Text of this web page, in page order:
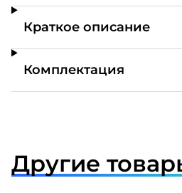
Краткое описание
Комплектация
Другие